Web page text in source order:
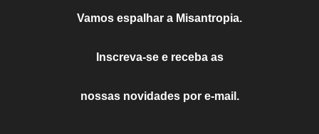
Vamos espalhar a Misantropia.
Inscreva-se e receba as
nossas novidades por e-mail.